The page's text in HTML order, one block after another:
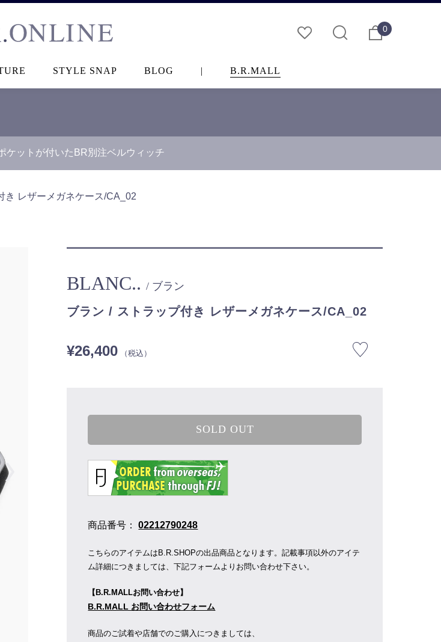
0
STYLE SNAP BLOG | B.R.MALL
ケットが付いたBR別注ベルウィッチ
き レザーメガネケース/CA_02
BLANC../ ブラン
ブラン / ストラップ付き レザーメガネケース/CA_02
¥26,400 （税込）
SOLD OUT
商品番号：02212790248
こちらのアイテムはB.R.SHOPの出品商品となります。記載事項以外のアイテ
ム詳細につきましては、下記フォームよりお問い合わせ下さい。
【B.R.MALLお問い合わせ】
B.R.MALL お問い合わせフォーム
商品のご試着や店舗でのご購入につきましては、